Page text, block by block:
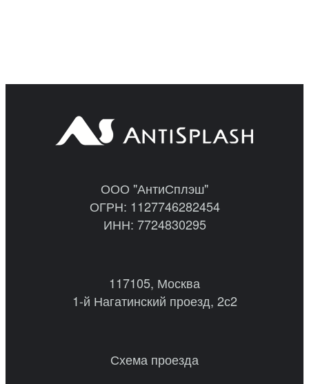
ООО "АнтиСплэш"
ОГРН: 1127746282454
ИНН: 7724830295
117105, Москва
1-й Нагатинский проезд, 2с2
Схема проезда